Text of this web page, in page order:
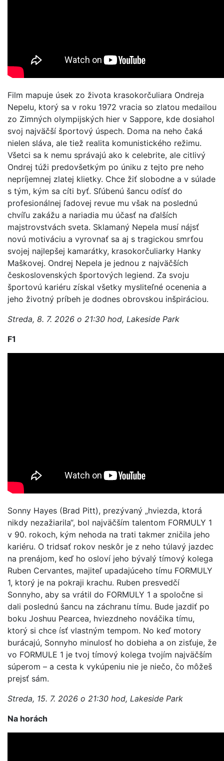
Film mapuje úsek zo života krasokorčuliara Ondreja
Nepelu, ktorý sa v roku 1972 vracia so zlatou medailou
zo Zimných olympijských hier v Sappore, kde dosiahol
svoj najväčší športový úspech. Doma na neho čaká
nielen sláva, ale tiež realita komunistického režimu.
Všetci sa k nemu správajú ako k celebrite, ale citlivý
Ondrej túži predovšetkým po úniku z tejto pre neho
nepríjemnej zlatej klietky. Chce žiť slobodne a v súlade
s tým, kým sa cíti byť. Sľúbenú šancu odísť do
profesionálnej ľadovej revue mu však na poslednú
chvíľu zakážu a nariadia mu účasť na ďalších
majstrovstvách sveta. Sklamaný Nepela musí nájsť
novú motiváciu a vyrovnať sa aj s tragickou smrťou
svojej najlepšej kamarátky, krasokorčuliarky Hanky
Maškovej. Ondrej Nepela je jednou z najväčších
československých športových legiend. Za svoju
športovú kariéru získal všetky mysliteľné ocenenia a
jeho životný príbeh je dodnes obrovskou inšpiráciou.
Streda, 8. 7. 2026 o 21:30 hod, Lakeside Park
F1
Sonny Hayes (Brad Pitt), prezývaný „hviezda, ktorá
nikdy nezažiarila“, bol najväčším talentom FORMULY 1
v 90. rokoch, kým nehoda na trati takmer zničila jeho
kariéru. O tridsať rokov neskôr je z neho túlavý jazdec
na prenájom, keď ho osloví jeho bývalý tímový kolega
Ruben Cervantes, majiteľ upadajúceho tímu FORMULY
1, ktorý je na pokraji krachu. Ruben presvedčí
Sonnyho, aby sa vrátil do FORMULY 1 a spoločne si
dali poslednú šancu na záchranu tímu. Bude jazdiť po
boku Joshuu Pearcea, hviezdneho nováčika tímu,
ktorý si chce ísť vlastným tempom. No keď motory
burácajú, Sonnyho minulosť ho dobieha a on zisťuje, že
vo FORMULE 1 je tvoj tímový kolega tvojím najväčším
súperom – a cesta k vykúpeniu nie je niečo, čo môžeš
prejsť sám.
Streda, 15. 7. 2026 o 21:30 hod, Lakeside Park
Na horách